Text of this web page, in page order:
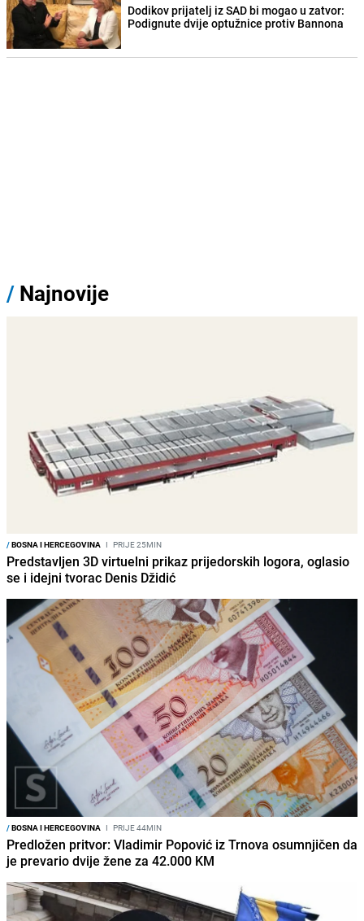
Dodikov prijatelj iz SAD bi mogao u zatvor:
Podignute dvije optužnice protiv Bannona
/ Najnovije
/BOSNA I HERCEGOVINA I PRIJE 25MIN
Predstavljen 3D virtuelni prikaz prijedorskih logora, oglasio
se i idejni tvorac Denis Džidić
/BOSNA I HERCEGOVINA I PRIJE 44MIN
Predložen pritvor: Vladimir Popović iz Trnova osumnjičen da
je prevario dvije žene za 42.000 KM